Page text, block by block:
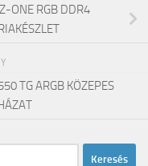
ONE RGB DDR4
TG ARGB KÖZEPES